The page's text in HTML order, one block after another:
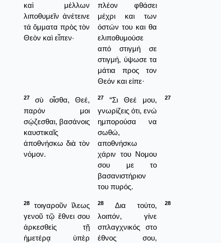
καὶ μέλλων
λιποθυμεῖν ἀνέτεινε
τά ὄμματα πρὸς τὸν
Θεὸν καὶ εἶπεν·
πλέον φθάσει
μέχρι και των
όστών του και θα
ελιποθυμούσε
από στιγμή σε
στιγμή, ύψωσε τα
μάτια προς τον
Θεόν και είπε·
27
σὺ οἶσθα, Θεέ,
παρόν μοι
σῴζεσθαι, βασάνοις
καυστικαῖς
ἀποθνήσκω διὰ τὸν
νόμον.
27
“Σι Θεέ μου,
γνωρίζεις ότι, ενώ
ημπορούσα να
σωθώ,
αποθνήσκω
χάριν του Νομου
σου με το
βασανιστήριον
του πυρός.
27
28
τοιγαροῦν ἵλεως
γενοῦ τῷ ἔθνει σου
ἀρκεσθεὶς τῇ
ἡμετέρᾳ ὑπὲρ
28
Δια τούτο,
λοιπόν, γίνε
σπλαγχνικός στο
έθνος σου,
28